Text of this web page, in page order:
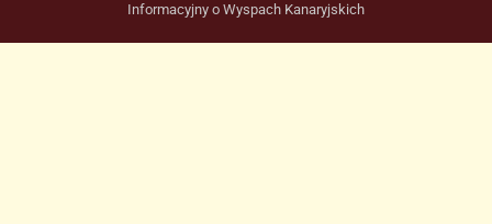
Informacyjny o Wyspach Kanaryjskich